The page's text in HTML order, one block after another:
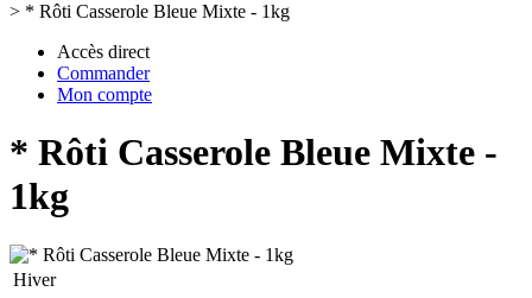
> * Rôti Casserole Bleue Mixte - 1kg
Accès direct
Commander
Mon compte
* Rôti Casserole Bleue Mixte -
1kg
Hiver